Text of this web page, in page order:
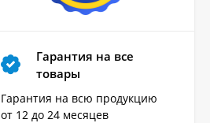
Гарантия на все
товары
Гарантия на всю продукцию
от 12 до 24 месяцев